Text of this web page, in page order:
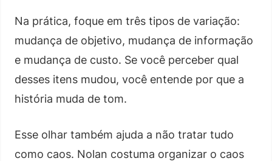
Na prática, foque em três tipos de variação:
mudança de objetivo, mudança de informação
e mudança de custo. Se você perceber qual
desses itens mudou, você entende por que a
história muda de tom.
Esse olhar também ajuda a não tratar tudo
como caos. Nolan costuma organizar o caos